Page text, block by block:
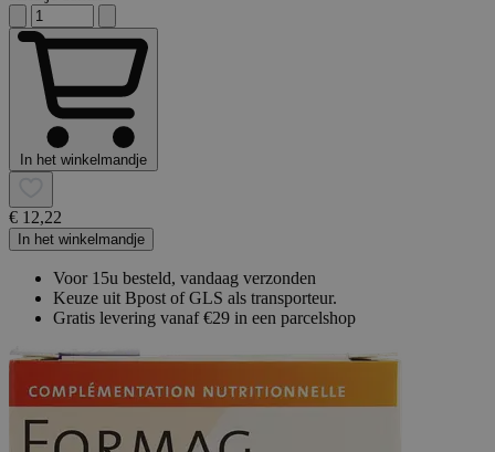
In het winkelmandje
€ 12,22
In het winkelmandje
Voor 15u besteld, vandaag verzonden
Keuze uit Bpost of GLS als transporteur.
Gratis levering vanaf €29 in een parcelshop